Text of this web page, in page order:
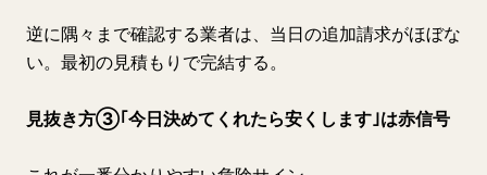
逆に隅々まで確認する業者は、当日の追加請求がほぼな
い。最初の見積もりで完結する。
見抜き方③｢今日決めてくれたら安くします｣は赤信号